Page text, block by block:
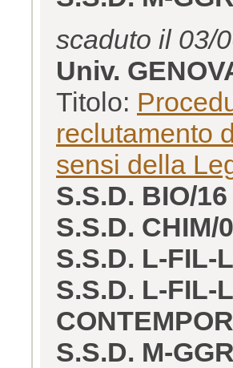
scaduto il 03/
Univ.
Titolo:
reclutamento
sensi della
S.S.D. BIO/
S.S.D. CHIM/
S.S.D. L-FIL-
S.S.D. L-FIL-
S.S.D. M-